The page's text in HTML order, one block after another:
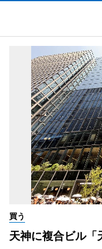
買う
天神に複合ビル「